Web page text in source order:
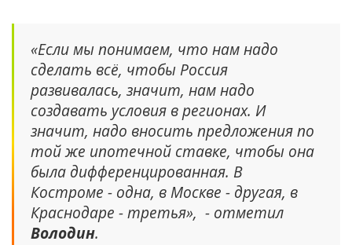
«Если мы понимаем, что нам надо
сделать всё, чтобы Россия
развивалась, значит, нам надо
создавать условия в регионах. И
значит, надо вносить предложения по
той же ипотечной ставке, чтобы она
была дифференцированная. В
Костроме - одна, в Москве - другая, в
Краснодаре - третья», - отметил
Володин.